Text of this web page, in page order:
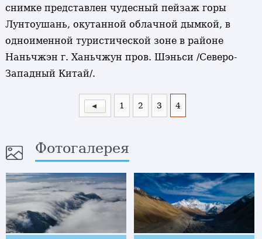
снимке представлен чудесный пейзаж горы
Лунтоушань, окутанной облачной дымкой, в
одноименной туристической зоне в районе
Наньчжэн г. Ханьчжун пров. Шэньси /Северо-
Западный Китай/.
1 2 3 4
Фотогалерея